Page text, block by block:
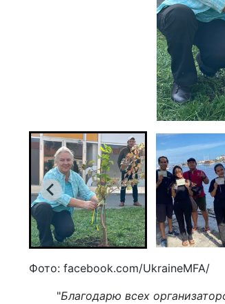
Фото: facebook.com/UkraineMFA/
"Благодарю всех